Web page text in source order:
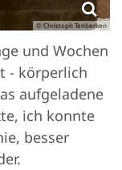
© Christoph Tenberken
und Wochen
- körperlich
aufgeladene
ich konnte
besser